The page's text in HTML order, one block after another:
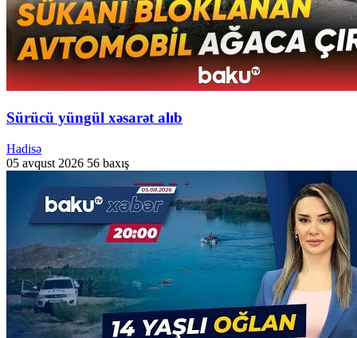
Sürücü yüngül xəsarət alıb
Hadisə
05 avqust 2026 56 baxış